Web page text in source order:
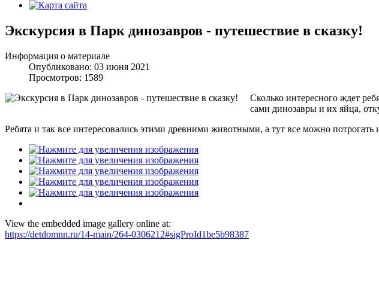
Экскурсия в Парк динозавров - путешествие в сказку!
Информация о материале
Опубликовано: 03 июня 2021
Просмотров: 1589
Сколько интересного ждет
сами динозавры и их яйца,
Ребята и так все интересовались этими древними животными, а тут все можно потрогать
View the embedded image gallery online at:
https://detdomnn.ru/14-main/264-0306212#sigProId1be5b98387